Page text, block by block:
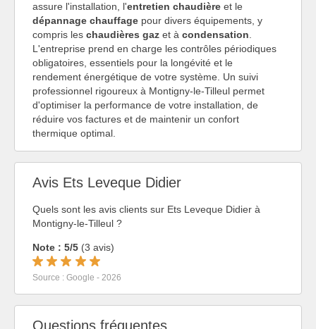
assure l'installation, l'entretien chaudière et le
dépannage chauffage pour divers équipements, y
compris les chaudières gaz et à condensation
L'entreprise prend en charge les contrôles périodiques
obligatoires, essentiels pour la longévité et le
rendement énergétique de votre système. Un suivi
professionnel rigoureux à Montigny-le-Tilleul permet
d'optimiser la performance de votre installation, de
réduire vos factures et de maintenir un confort
thermique optimal.
Avis Ets Leveque Didier
Quels sont les avis clients sur Ets Leveque Didier à
Montigny-le-Tilleul ?
Note : 5/5 (3 avis)
Source : Google - 2026
Questions fréquentes